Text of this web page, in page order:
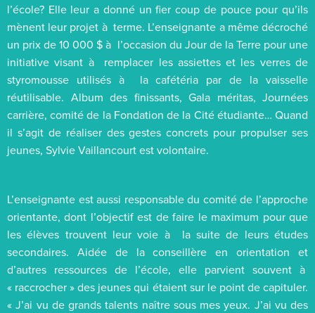
l’école? Elle leur a donné un fier coup de pouce pour qu’ils
mènent leur projet à terme. L’enseignante a même décroché
un prix de 10 000 $ à l’occasion du Jour de la Terre pour une
initiative visant à remplacer les assiettes et les verres de
styromousse utilisés à la cafétéria par de la vaisselle
réutilisable. Album des finissants, Gala méritas, Journées
carrière, comité de la Fondation de la Cité étudiante… Quand
il s’agit de réaliser des gestes concrets pour propulser ses
jeunes, Sylvie Vaillancourt est volontaire.
L’enseignante est aussi responsable du comité de l’approche
orientante, dont l’objectif est de faire le maximum pour que
les élèves trouvent leur voie à la suite de leurs études
secondaires. Aidée de la conseillère en orientation et
d’autres ressources de l’école, elle parvient souvent à
« raccrocher » des jeunes qui étaient sur le point de capituler.
« J’ai vu de grands talents naître sous mes yeux. J’ai vu des